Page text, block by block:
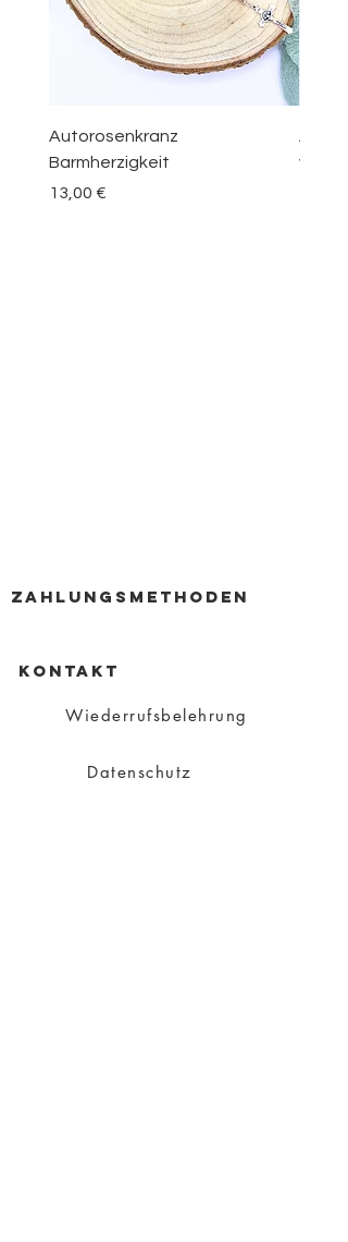
Autorosenkranz
Barmherzigkeit
Preis
13,00 €
vom
zahlungsmethoden
KONTAKT
Wiederrufsbelehrung
Datenschutz